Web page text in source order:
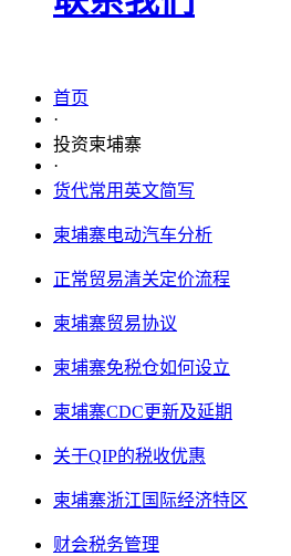
首页
·
投资柬埔寨
·
货代常用英文简写
柬埔寨电动汽车分析
正常贸易清关定价流程
柬埔寨贸易协议
柬埔寨免税仓如何设立
柬埔寨CDC更新及延期
关于QIP的税收优惠
柬埔寨浙江国际经济特区
财会税务管理